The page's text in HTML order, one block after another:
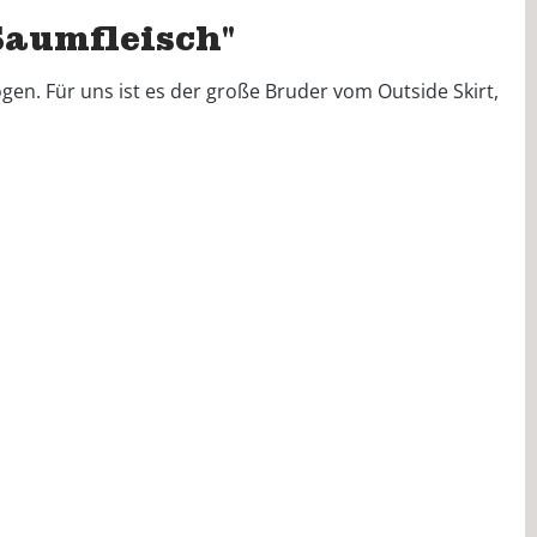
Für uns ist es der große Bruder vom Outside Skirt,